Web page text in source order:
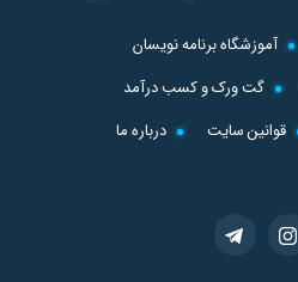
آموزشگاه برنامه نویسان
گت ورک و کسب درآمد
قوانین سایت
درباره ما